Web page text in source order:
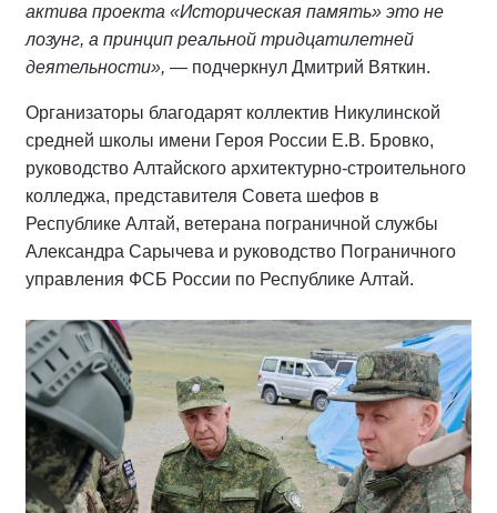
актива проекта «Историческая память» это не
лозунг, а принцип реальной тридцатилетней
деятельности», — подчеркнул Дмитрий Вяткин.
Организаторы благодарят коллектив Никулинской
средней школы имени Героя России Е.В. Бровко,
руководство Алтайского архитектурно-строительного
колледжа, представителя Совета шефов в
Республике Алтай, ветерана пограничной службы
Александра Сарычева и руководство Пограничного
управления ФСБ России по Республике Алтай.